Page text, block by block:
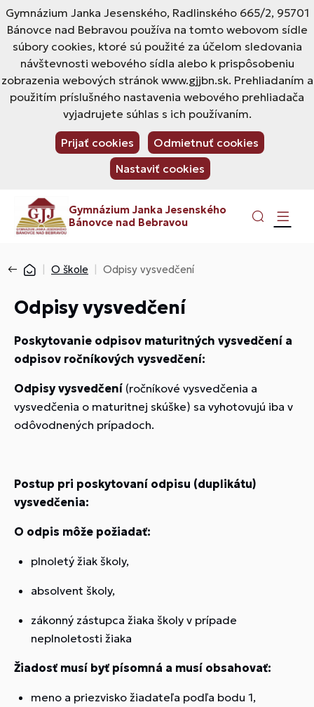
Gymnázium Janka Jesenského, Radlinského 665/2, 95701
Bánovce nad Bebravou používa na tomto webovom sídle
súbory cookies, ktoré sú použité za účelom sledovania
návštevnosti webového sídla alebo k prispôsobeniu
zobrazenia webových stránok www.gjjbn.sk. Prehliadaním a
použitím príslušného nastavenia webového prehliadača
vyjadrujete súhlas s ich používaním.
Prijať cookies
Odmietnuť cookies
Nastaviť cookies
Gymnázium Janka Jesenského
Bánovce nad Bebravou
O škole Odpisy vysvedčení
Odpisy vysvedčení
Poskytovanie odpisov maturitných vysvedčení a
odpisov ročníkových vysvedčení:
Odpisy vysvedčení (ročníkové vysvedčenia a
vysvedčenia o maturitnej skúške) sa vyhotovujú iba v
odôvodnených prípadoch.
Postup pri poskytovaní odpisu (duplikátu)
vysvedčenia:
O odpis môže požiadať:
plnoletý žiak školy,
absolvent školy,
zákonný zástupca žiaka školy v prípade
neplnoletosti žiaka
Žiadosť musí byť písomná a musí obsahovať:
meno a priezvisko žiadateľa podľa bodu 1,